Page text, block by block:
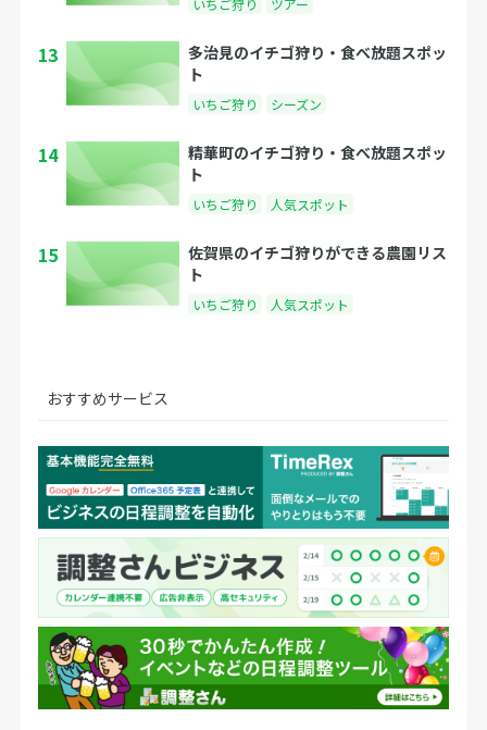
いちご狩り ツアー
13
多治見のイチゴ狩り・食べ放題スポッ
ト
いちご狩り シーズン
14
精華町のイチゴ狩り・食べ放題スポッ
ト
いちご狩り 人気スポット
15
佐賀県のイチゴ狩りができる農園リス
ト
いちご狩り 人気スポット
おすすめサービス